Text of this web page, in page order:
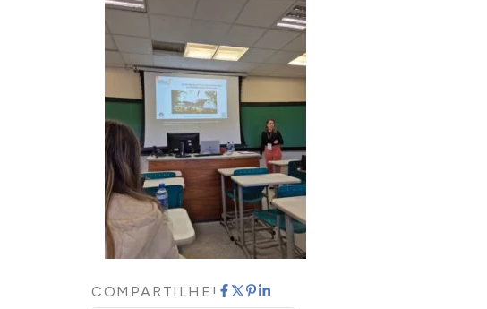
COMPARTILHE!